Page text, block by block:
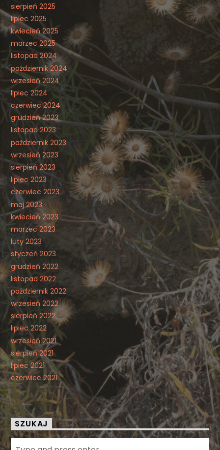
sierpień 2025
lipiec 2025
kwiecień 2025
marzec 2025
listopad 2024
październik 2024
wrzesień 2024
lipiec 2024
czerwiec 2024
grudzień 2023
listopad 2023
październik 2023
wrzesień 2023
sierpień 2023
lipiec 2023
czerwiec 2023
maj 2023
kwiecień 2023
marzec 2023
luty 2023
styczeń 2023
grudzień 2022
listopad 2022
październik 2022
wrzesień 2022
sierpień 2022
lipiec 2022
wrzesień 2021
sierpień 2021
lipiec 2021
czerwiec 2021
SZUKAJ